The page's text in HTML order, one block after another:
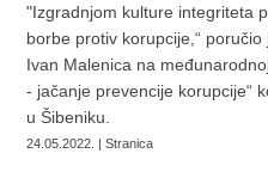
"Izgradnjom kulture integriteta
borbe protiv korupcije,“
Ivan Malenica na
- jačanje prevencije korupcije“
u Šibeniku.
24.05.2022. | Stranica